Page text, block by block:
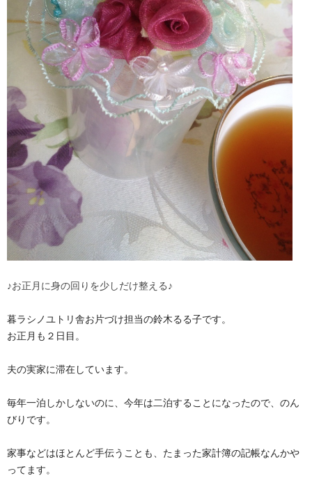
♪お正月に身の回りを少しだけ整える♪
暮ラシノユトリ舎お片づけ担当の鈴木るる子です。
お正月も２日目。
夫の実家に滞在しています。
毎年一泊しかしないのに、今年は二泊することになったので、のん
びりです。
家事などはほとんど手伝うことも、たまった家計簿の記帳なんかや
ってます。